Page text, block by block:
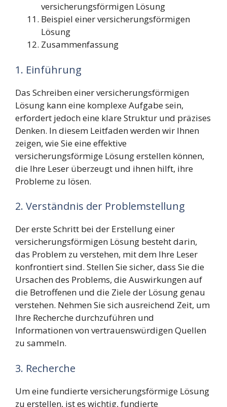
versicherungsförmigen Lösung
Beispiel einer versicherungsförmigen
Lösung
Zusammenfassung
1. Einführung
Das Schreiben einer versicherungsförmigen
Lösung kann eine komplexe Aufgabe sein,
erfordert jedoch eine klare Struktur und präzises
Denken. In diesem Leitfaden werden wir Ihnen
zeigen, wie Sie eine effektive
versicherungsförmige Lösung erstellen können,
die Ihre Leser überzeugt und ihnen hilft, ihre
Probleme zu lösen.
2. Verständnis der Problemstellung
Der erste Schritt bei der Erstellung einer
versicherungsförmigen Lösung besteht darin,
das Problem zu verstehen, mit dem Ihre Leser
konfrontiert sind. Stellen Sie sicher, dass Sie die
Ursachen des Problems, die Auswirkungen auf
die Betroffenen und die Ziele der Lösung genau
verstehen. Nehmen Sie sich ausreichend Zeit, um
Ihre Recherche durchzuführen und
Informationen von vertrauenswürdigen Quellen
zu sammeln.
3. Recherche
Um eine fundierte versicherungsförmige Lösung
zu erstellen, ist es wichtig, fundierte